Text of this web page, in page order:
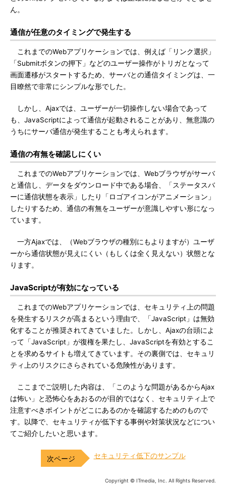
ん。
通信が任意のタイミングで発生する
これまでのWebアプリケーションでは、例えば「リンク選択」
「Submitボタンの押下」などのユーザー操作がトリガとなって
画面遷移がスタートするため、サーバとの通信タイミングは、一
目瞭然で非常にシンプルな形でした。
しかし、Ajaxでは、ユーザーが一切操作しない場合であって
も、JavaScriptによって通信が起動されることがあり、無意識の
うちにサーバ通信が発生することも考えられます。
通信の有無を確認しにくい
これまでのWebアプリケーションでは、Webブラウザがサーバ
と通信し、データをダウンロード中である場合、「ステータスバ
ーに通信状態を表示」したり「ロゴアイコンがアニメーション」
したりするため、通信の有無をユーザーが意識しやすい形になっ
ています。
一方Ajaxでは、（Webブラウザの種別にもよりますが）ユーザ
ーから通信状態が見えにくい（もしくは全く見えない）状態とな
ります。
JavaScriptが有効になっている
これまでのWebアプリケーションでは、セキュリティ上の問題
を発生するリスクが高まるという理由で、「JavaScript」は無効
化することが推奨されてきていました。しかし、Ajaxの台頭によ
って「JavaScript」が復権を果たし、JavaScriptを有効とするこ
とを求めるサイトも増えてきています。その裏側では、セキュリ
ティ上のリスクにさらされている危険性があります。
ここまでご説明した内容は、「このような問題があるからAjax
は怖い」と恐怖心をあおるのが目的ではなく、セキュリティ上で
注意すべきポイントがどこにあるのかを確認するためのもので
す。以降で、セキュリティが低下する事例や対策状況などについ
てご紹介したいと思います。
セキュリティ低下のサンプル
Copyright © ITmedia, Inc. All Rights Reserved.